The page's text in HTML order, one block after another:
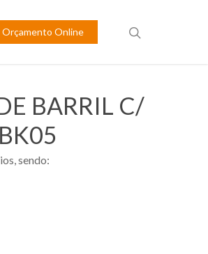
Orçamento Online
BARRIL C/
sendo: